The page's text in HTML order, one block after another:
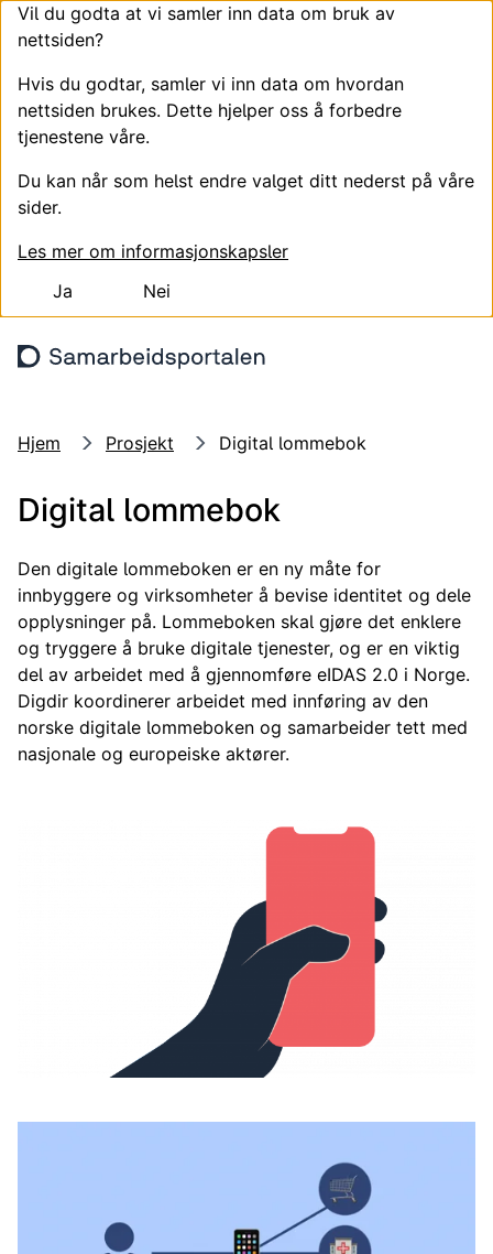
Vil du godta at vi samler inn data om bruk av
nettsiden?
Hvis du godtar, samler vi inn data om hvordan
nettsiden brukes. Dette hjelper oss å forbedre
tjenestene våre.
Du kan når som helst endre valget ditt nederst på våre
sider.
Les mer om informasjonskapsler
Ja
Nei
Hjem Prosjekt Digital lommebok
Digital lommebok
Den digitale lommeboken er en ny måte for
innbyggere og virksomheter å bevise identitet og dele
opplysninger på. Lommeboken skal gjøre det enklere
og tryggere å bruke digitale tjenester, og er en viktig
del av arbeidet med å gjennomføre eIDAS 2.0 i Norge.
Digdir koordinerer arbeidet med innføring av den
norske digitale lommeboken og samarbeider tett med
nasjonale og europeiske aktører.